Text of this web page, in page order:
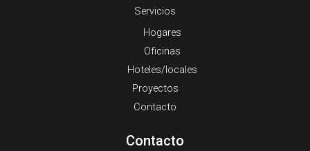
Servicios
Hogares
Oficinas
Hoteles/locales
Proyectos
Contacto
Contacto